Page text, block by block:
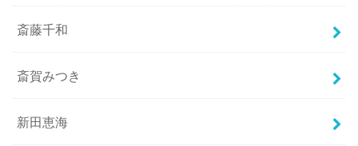
斎藤千和
斎賀みつき
新田恵海